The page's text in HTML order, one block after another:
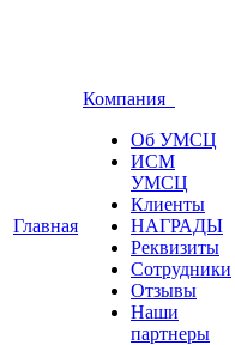
Главная
Компания
Об УМСЦ
ИСМ
УМСЦ
Клиенты
НАГРАДЫ
Реквизиты
Сотрудники
Отзывы
Наши
партнеры